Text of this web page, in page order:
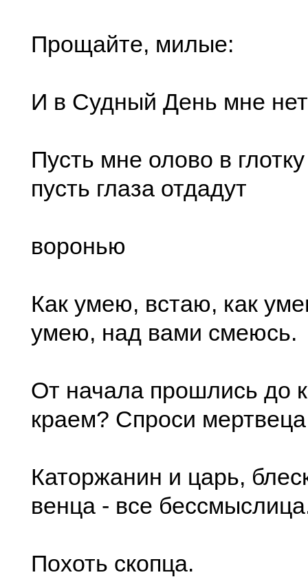
Прощайте, милые:
И в Судный День мне
Пусть мне олово в
пусть глаза отдадут
воронью
Как умею, встаю, как
умею, над вами смеюсь.
От начала прошлись до
краем? Спроси
Каторжанин и царь,
венца - все
Похоть скопца.